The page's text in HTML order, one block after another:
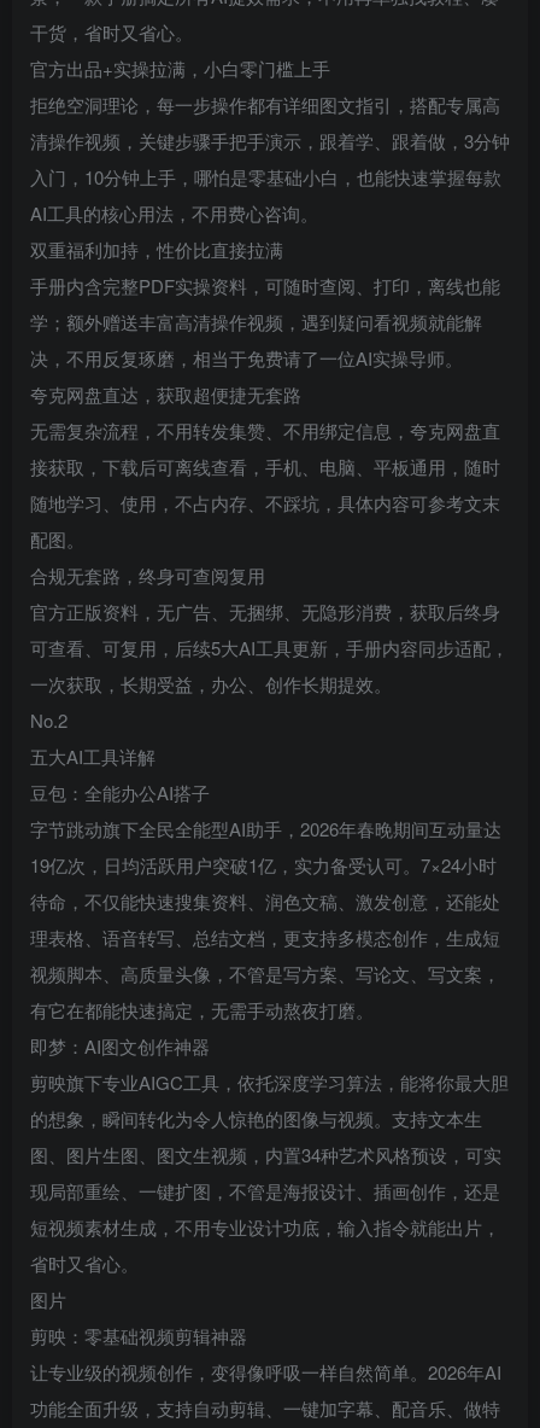
干货，省时又省心。
官方出品+实操拉满，小白零门槛上手
拒绝空洞理论，每一步操作都有详细图文指引，搭配专属高
清操作视频，关键步骤手把手演示，跟着学、跟着做，3分钟
入门，10分钟上手，哪怕是零基础小白，也能快速掌握每款
AI工具的核心用法，不用费心咨询。
双重福利加持，性价比直接拉满
手册内含完整PDF实操资料，可随时查阅、打印，离线也能
学；额外赠送丰富高清操作视频，遇到疑问看视频就能解
决，不用反复琢磨，相当于免费请了一位AI实操导师。
夸克网盘直达，获取超便捷无套路
无需复杂流程，不用转发集赞、不用绑定信息，夸克网盘直
接获取，下载后可离线查看，手机、电脑、平板通用，随时
随地学习、使用，不占内存、不踩坑，具体内容可参考文末
配图。
合规无套路，终身可查阅复用
官方正版资料，无广告、无捆绑、无隐形消费，获取后终身
可查看、可复用，后续5大AI工具更新，手册内容同步适配，
一次获取，长期受益，办公、创作长期提效。
No.2
五大AI工具详解
豆包：全能办公AI搭子
字节跳动旗下全民全能型AI助手，2026年春晚期间互动量达
19亿次，日均活跃用户突破1亿，实力备受认可。7×24小时
待命，不仅能快速搜集资料、润色文稿、激发创意，还能处
理表格、语音转写、总结文档，更支持多模态创作，生成短
视频脚本、高质量头像，不管是写方案、写论文、写文案，
有它在都能快速搞定，无需手动熬夜打磨。
即梦：AI图文创作神器
剪映旗下专业AIGC工具，依托深度学习算法，能将你最大胆
的想象，瞬间转化为令人惊艳的图像与视频。支持文本生
图、图片生图、图文生视频，内置34种艺术风格预设，可实
现局部重绘、一键扩图，不管是海报设计、插画创作，还是
短视频素材生成，不用专业设计功底，输入指令就能出片，
省时又省心。
图片
剪映：零基础视频剪辑神器
让专业级的视频创作，变得像呼吸一样自然简单。2026年AI
功能全面升级，支持自动剪辑、一键加字幕、配音乐、做特